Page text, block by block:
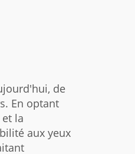
de
En optant
la
aux yeux